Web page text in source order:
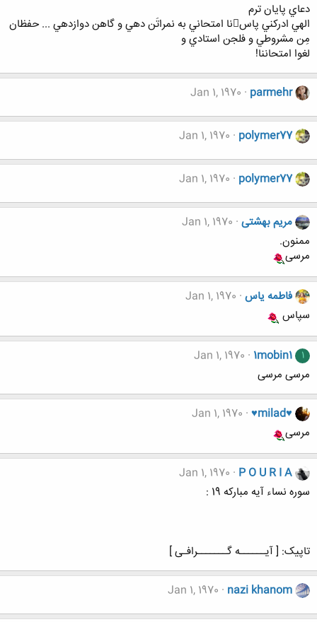
دعاي پايان ترم
الهي ادركني پاسنا امتحاني به نمراتَن دهي و گاهن دوازدهي ... حفظان
مِن مشروطي و فلجن استادي و
لغوا امتحاننا!
parmehr
Jan 1, 1970
polymer77
Jan 1, 1970
polymer77
Jan 1, 1970
مریم بهشتی Jan 1, 1970
ممنون.
مرسی
فاطمه یاس Jan 1, 1970
سپاس
1
1mobin1
Jan 1, 1970
مرسی مرسی
♥milad♥
Jan 1, 1970
مرسی
P O U R I A
Jan 1, 1970
سوره نساء آیه مبارکه 19 :
تاپیک: [ آیــــــه گـــــــرافـی ]
nazi khanom
Jan 1, 1970